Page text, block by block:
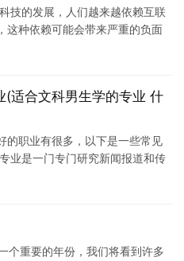
技的发展，人们越来越依赖互联
这种依赖可能会带来严重的负面
(适合文科男生学的专业 什
的职业有很多，以下是一些常见
业是一门专门研究新闻报道和传
个重要的年份，我们将看到许多